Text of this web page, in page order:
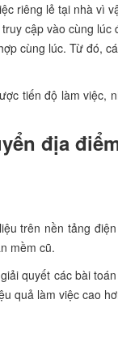
riêng lẻ tại nhà vì
cập vào cùng
cùng lúc. Từ đó,
tiến độ làm
địa
trên nền tảng
mềm cũ.
quyết các bài
quả làm việc cao